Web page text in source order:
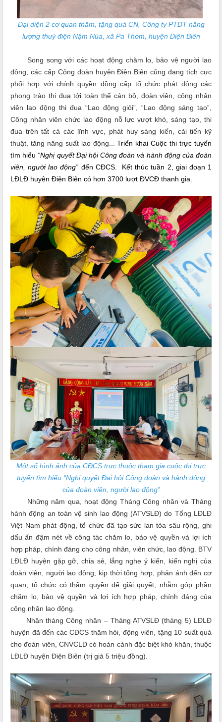
Đại diện 2 cơ quan thăm, tặng quà CN, Công ty PTĐT năng
lượng thuỷ điện Nậm Núa, xã Pa Thơm, huyện Điện Biên
Song song với các hoạt động chăm lo, bảo vệ người lao
động, các cấp Công đoàn huyện Điện Biên cũng đang tích cực
phối hợp với chính quyền đồng cấp tổ chức phát động các
phong trào thi đua tới toàn thể cán bộ, đoàn viên, công nhân
viên lao động thi đua “Lao động giỏi”, “Lao động sáng tạo”,
Công nhân viên chức lao động nỗ lực vượt khó, sáng tạo, thi
đua trên tất cả các lĩnh vực, phát huy sáng kiến, cải tiến kỹ
thuật, tăng năng suất lao động...
Triển khai Cuộc thi trực tuyến
tìm hiểu “Nghị quyết Đại hội Công đoàn và hành động của đoàn
viên, người lao động” đến CĐCS. Kết thúc tuần 2, giai đoạn 1
LĐLĐ huyện Điện Biên có hơn 3700 lượt ĐVCĐ thanh gia.
Một số hình ảnh của CĐCS trực thuộc tham gia cuộc thitrực
tuyến tìm hiểu “Nghị quyết Đại hội Công đoàn và hành động
của đoàn viên, người lao động”
Những năm qua, hoạt động Tháng Công nhân và Tháng
hành động an toàn vệ sinh lao động (ATVSLĐ) do Tổng LĐLĐ
Việt Nam phát động, tổ chức đã tạo sức lan tỏa sâu rộng, ghi
dấu ấn đậm nét về công tác chăm lo, bảo vệ quyền và lợi ích
hợp pháp, chính đáng cho công nhân, viên chức, lao động. BTV
LĐLĐ huyện gặp gỡ, chia sẻ, lắng nghe ý kiến, kiến nghị của
đoàn viên, người lao động; kịp thời tổng hợp, phản ánh đến cơ
quan, tổ chức có thẩm quyền để giải quyết, nhằm góp phần
chăm lo, bảo vệ quyền và lợi ích hợp pháp, chính đáng của
công nhân lao động.
Nhân tháng Công nhân – Tháng ATVSLĐ (tháng 5) LĐLĐ
huyện đã đến các CĐCS thăm hỏi, động viên, tặng 10 suất quà
cho đoàn viên, CNVCLĐ có hoàn cảnh đặc biệt khó khăn, thuộc
LĐLĐ huyện Điện Biên (trị giá 5 triệu đồng).